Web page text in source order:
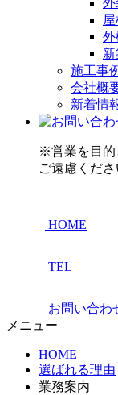
外
施工事
会社概
新着情
※営業を目的
ご遠慮くださ
HOME
TEL
お問い合わ
メニュー
HOME
選ばれる理由
業務案内